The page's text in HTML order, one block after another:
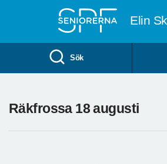
Elin
Sök
Räkfrossa 18 augusti